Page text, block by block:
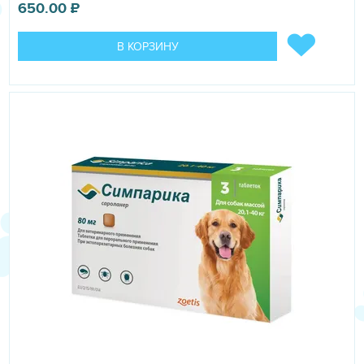
блокировании передачи нервных импульсов, что
вызывает нарушение координации движений, паралич и
гибель эктопаразитов.
инсектицидам, которые взаимодействуют с
узла членистоногих, имидаклоприд усиливает также
инсектицидное действие перметрина.
После применения препарата Атакса его активные
компоненты, практически не всасываясь в системный
кровоток, быстро распределяются по поверхности тела
и, удерживаясь на эпидермисе и шерсти, оказывают
длительное (до 4-х недель) контактное инсектицидное
Атакса по степени воздействия на организм относится к
умеренно опасным веществам (3 класс опасности по
650.00₽
В КОРЗИНУ